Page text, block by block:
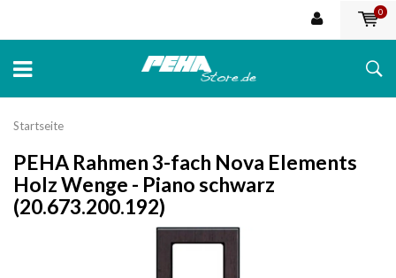
0
Startseite
PEHA Rahmen 3-fach Nova Elements
Holz Wenge - Piano schwarz
(20.673.200.192)